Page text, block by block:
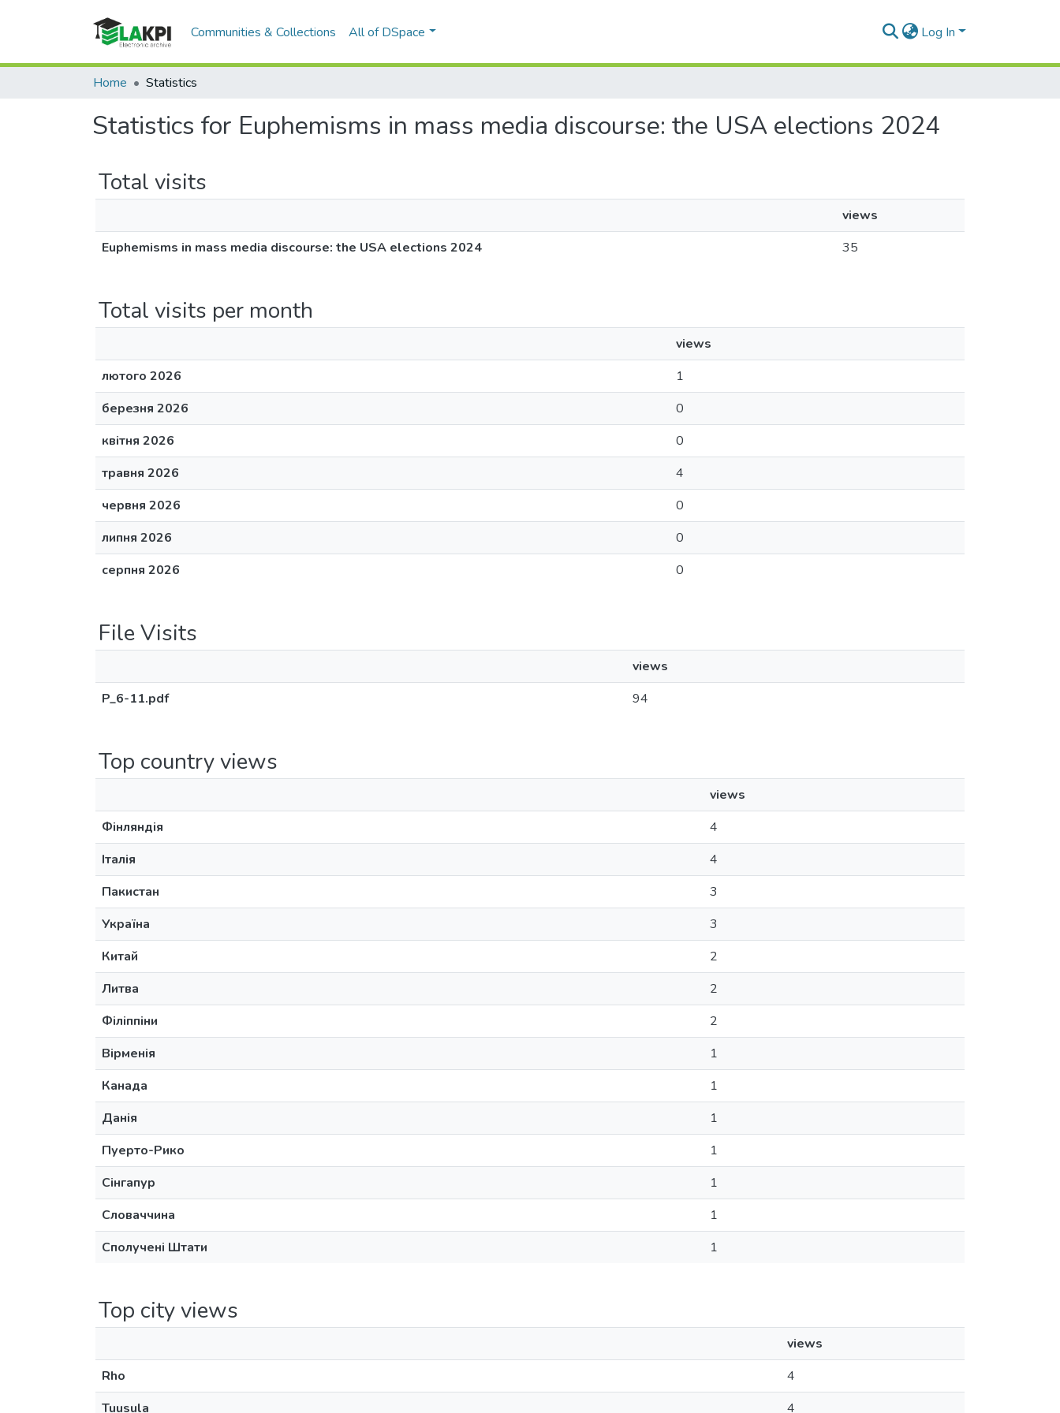
Communities & Collections All of DSpace Log In
Home Statistics
Statistics for Euphemisms in mass media discourse: the USA elections 2024
Total visits
views
Euphemisms in mass media discourse: the USA elections 2024
35
Total visits per month
views
лютого 2026
1
березня 2026
0
квітня 2026
0
травня 2026
4
червня 2026
0
липня 2026
0
серпня 2026
0
File Visits
views
P_6-11.pdf
94
Top country views
views
Фінляндія
4
Італія
4
Пакистан
3
Україна
3
Китай
2
Литва
2
Філіппіни
2
Вірменія
1
Канада
1
Данія
1
Пуерто-Рико
1
Сінгапур
1
Словаччина
1
Сполучені Штати
1
Top city views
views
Rho
4
Tuusula
4